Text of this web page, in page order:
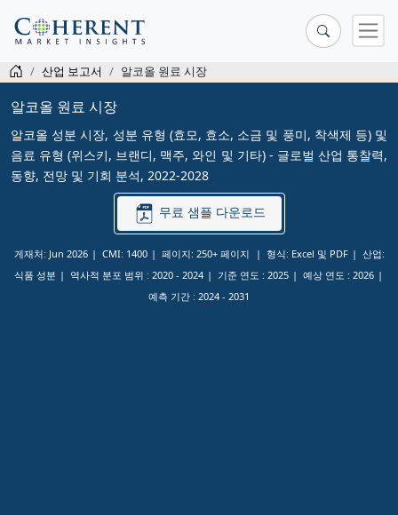
산업 보고서 알코올 원료 시장
알코올 원료 시장
알코올 성분 시장, 성분 유형 (효모, 효소, 소금 및 풍미, 착색제 등) 및
음료 유형 (위스키, 브랜디, 맥주, 와인 및 기타) - 글로벌 산업 통찰력,
동향, 전망 및 기회 분석, 2022-2028
무료 샘플 다운로드
게재처: Jun 2026 CMI: 1400 페이지: 250+ 페이지 형식: Excel 및 PDF
산업:
식품 성분
역사적 분포 범위 : 2020 - 2024 기준 연도 : 2025 예상 연도 : 2026
예측 기간 : 2024 - 2031